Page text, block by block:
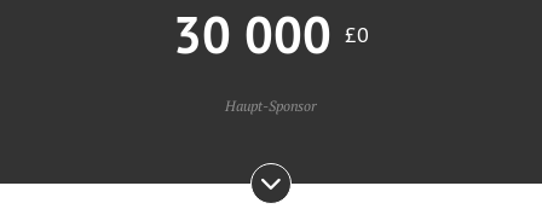
30 000 £0
Haupt-Sponsor